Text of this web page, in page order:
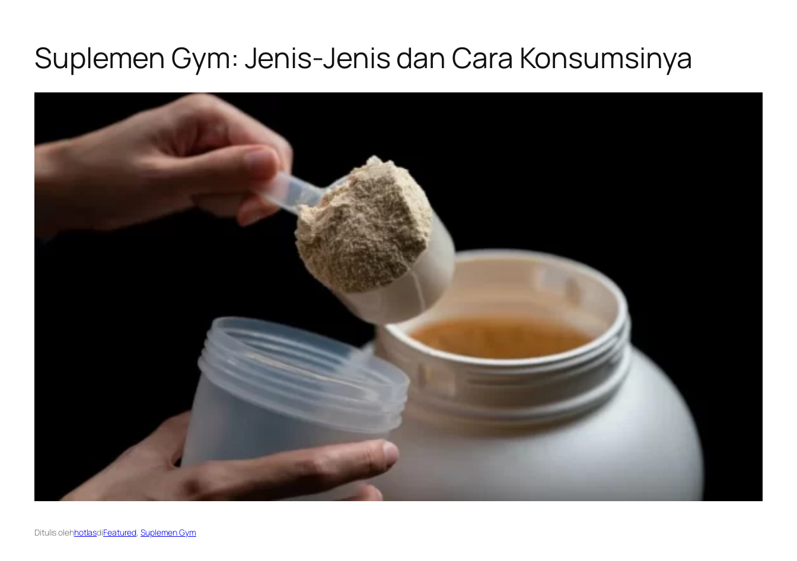
Suplemen Gym: Jenis-Jenis dan Cara Konsumsinya
Ditulis olehhotlasdiFeatured, Suplemen Gym